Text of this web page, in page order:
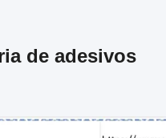
de adesivos